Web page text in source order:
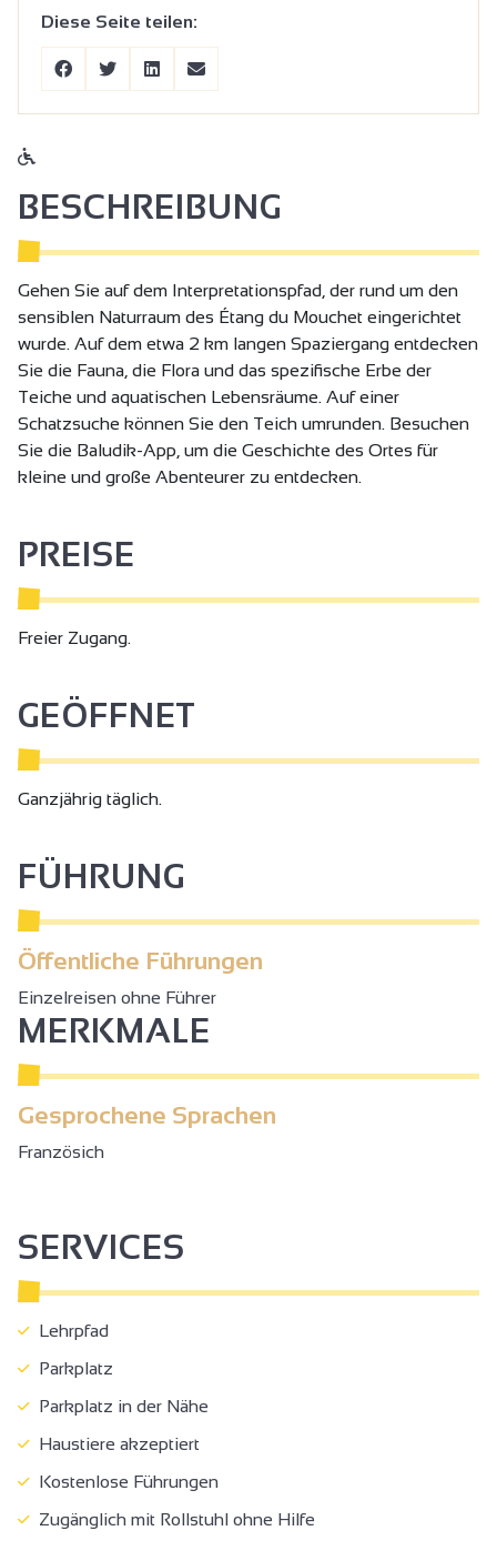
Diese Seite teilen:
BESCHREIBUNG
Gehen Sie auf dem Interpretationspfad, der rund um den
sensiblen Naturraum des Étang du Mouchet eingerichtet
wurde. Auf dem etwa 2 km langen Spaziergang entdecken
Sie die Fauna, die Flora und das spezifische Erbe der
Teiche und aquatischen Lebensräume. Auf einer
Schatzsuche können Sie den Teich umrunden. Besuchen
Sie die Baludik-App, um die Geschichte des Ortes für
kleine und große Abenteurer zu entdecken.
PREISE
Freier Zugang.
GEÖFFNET
Ganzjährig täglich.
FÜHRUNG
Öffentliche Führungen
Einzelreisen ohne Führer
MERKMALE
Gesprochene Sprachen
Französich
SERVICES
Lehrpfad
Parkplatz
Parkplatz in der Nähe
Haustiere akzeptiert
Kostenlose Führungen
Zugänglich mit Rollstuhl ohne Hilfe